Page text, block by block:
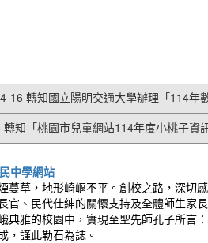
16 轉知國立陽明交通大學辦理「114年
知「桃園市兒童網站114年度小桃子資
蔓草，地形崎嶇不平。創校之路，深切
官、民代仕紳的關懷支持及全體師生家
典雅的校園中，實現至聖先師孔子所言
，謹此勒石為誌。